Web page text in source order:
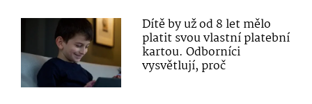
Dítě by už od 8 let mělo
platit svou vlastní platební
kartou. Odborníci
vysvětlují, proč